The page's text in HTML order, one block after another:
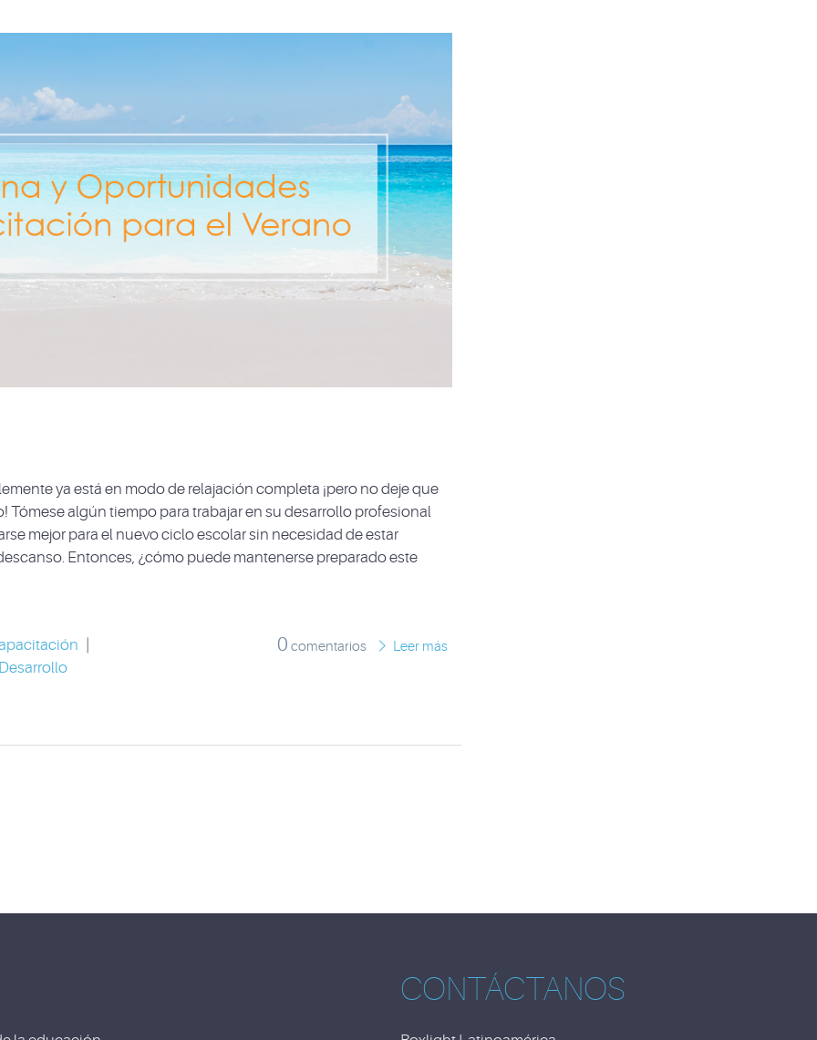
ya está en modo de relajación completa ¡pero no deje que
Tómese algún tiempo para trabajar en su desarrollo profesional
mejor para el nuevo ciclo escolar sin necesidad de estar
Entonces, ¿cómo puede mantenerse preparado este
0 comentarios Leer más
CONTÁCTANOS